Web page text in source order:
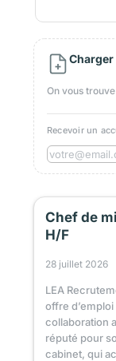
Chef de
H/F
28 juillet 2026
LEA
offre
collaboration
réputé pour
cabinet, qui
Charger
On vous
Recevoir un